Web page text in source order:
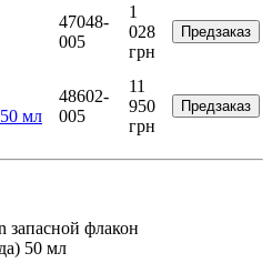
47048-
005
1
028
грн
Предзаказ
мл
48602-
005
11
950
грн
Предзаказ
запасной флакон
50 мл